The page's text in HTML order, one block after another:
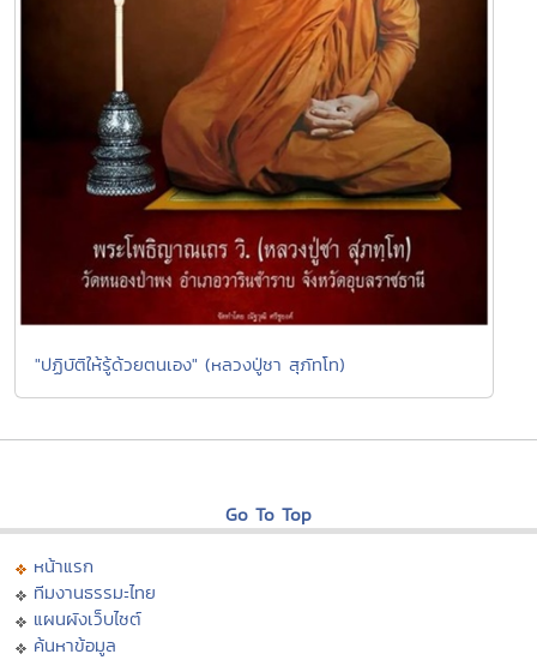
"ปฏิบัติให้รู้ด้วยตนเอง" (หลวงปู่ชา สุภัทโท)
Go To Top
หน้าแรก
ทีมงานธรรมะไทย
แผนผังเว็บไซต์
ค้นหาข้อมูล